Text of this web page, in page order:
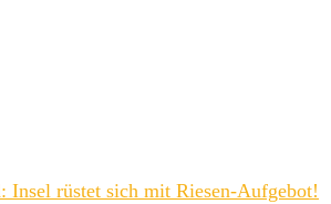
Insel rüstet sich mit Riesen-Aufgebot!